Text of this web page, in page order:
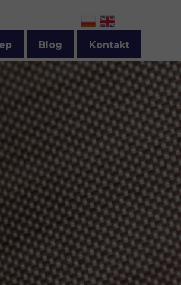
skrawane z czystego PTFE
lite i siatkowe z PTFE
i innych maszyn
sklepu
ceratki PTFE
ceratki silikonowe
siatkę PTFE
folie PTFE
taśmy PTFE
druty i taśmy oporowe
węże PTFE
Blog Kontakt